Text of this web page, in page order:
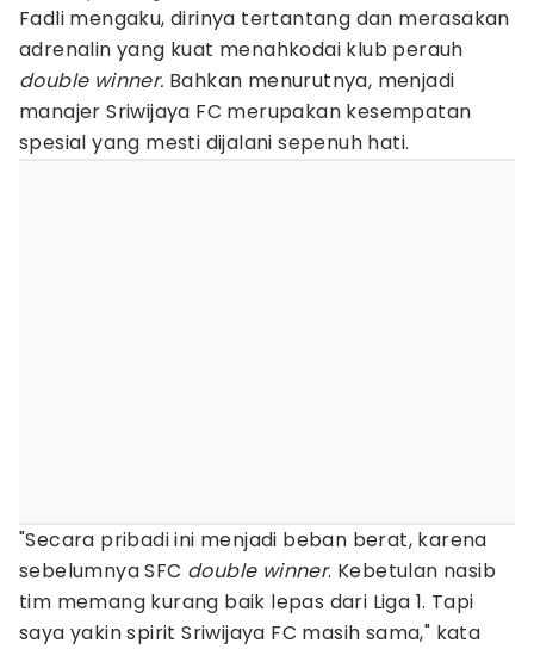
Fadli mengaku, dirinya tertantang dan merasakan
adrenalin yang kuat menahkodai klub perauh
double winner. Bahkan menurutnya, menjadi
manajer Sriwijaya FC merupakan kesempatan
spesial yang mesti dijalani sepenuh hati.
"Secara pribadi ini menjadi beban berat, karena
sebelumnya SFC double winner. Kebetulan nasib
tim memang kurang baik lepas dari Liga 1. Tapi
saya yakin spirit Sriwijaya FC masih sama," kata